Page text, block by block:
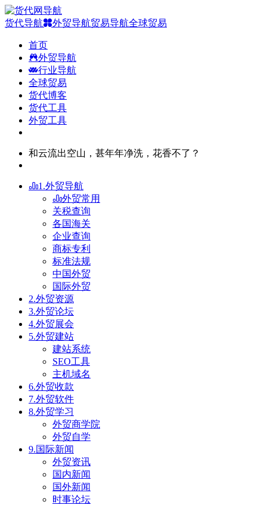
货代导航 外贸导航贸易导航全球贸易
首页
外贸导航
行业导航
全球贸易
货代博客
货代工具
外贸工具
和云流出空山，甚年年净洗，花香不了？
1.外贸导航
外贸常用
关税查询
各国海关
企业查询
商标专利
标准法规
中国外贸
国际外贸
2.外贸资源
3.外贸论坛
4.外贸展会
5.外贸建站
建站系统
SEO工具
主机域名
6.外贸收款
7.外贸软件
8.外贸学习
外贸商学院
外贸自学
9.国际新闻
外贸资讯
国内新闻
国外新闻
时事论坛